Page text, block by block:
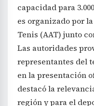
capacidad para
es organizado por
Tenis (AAT) junto
Las autoridades
representantes del
en la presentación
destacó la
región y para el